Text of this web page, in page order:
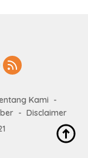
Kami
Disclaimer